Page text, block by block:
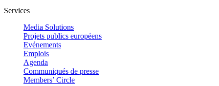
Services
Media Solutions
Projets publics européens
Evénements
Emplois
Agenda
Communiqués de presse
Members’ Circle